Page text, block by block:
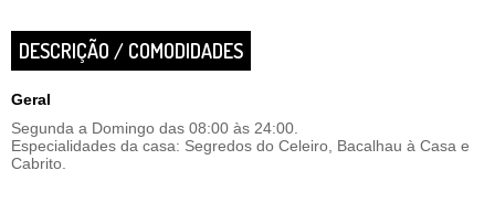
DESCRIÇÃO / COMODIDADES
Geral
Segunda a Domingo das 08:00 às 24:00.
Especialidades da casa: Segredos do Celeiro, Bacalhau à Casa e
Cabrito.